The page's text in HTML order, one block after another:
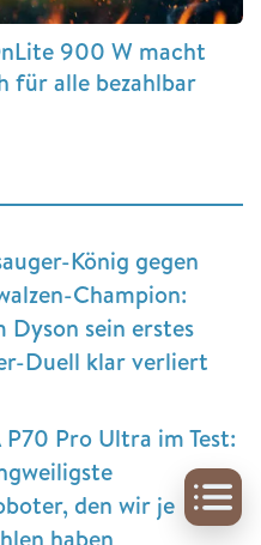
900 W macht
für alle bezahlbar
König gegen
Champion:
Dyson sein erstes
Duell klar verliert
P70 Pro Ultra im Test:
den wir je
haben